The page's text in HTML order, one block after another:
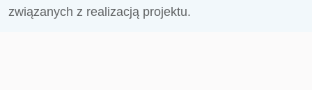
związanych z realizacją projektu.